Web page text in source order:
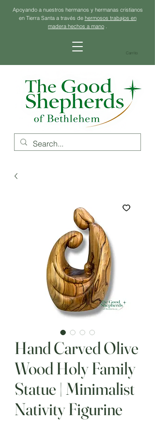
Apoyando a nuestros hermanos y hermanas cristianos
en Tierra Santa a través de hermosos trabajos en
madera hechos a mano .
Carrito
Hand Carved Olive
Wood Holy Family
Statue | Minimalist
Nativity Figurine